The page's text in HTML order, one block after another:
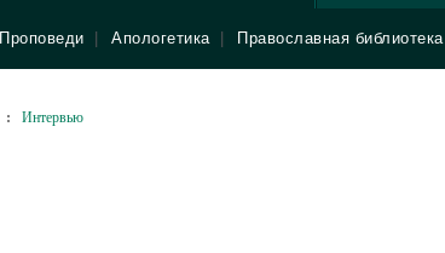
Проповеди Апологетика Православная библиотека
: Интервью